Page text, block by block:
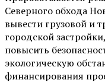
Северного обхода
вывести грузовой и
городской
повысить
экологическую
финансирования